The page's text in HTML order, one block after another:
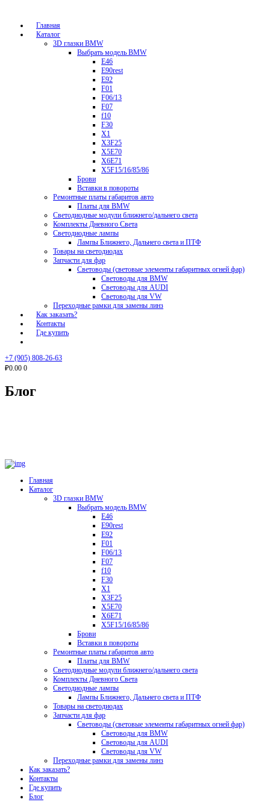
Главная
Каталог
3D глазки BMW
Выбрать модель BMW
E46
E90rest
E92
F01
F06/13
F07
f10
F30
X1
X3F25
X5E70
X6E71
X5F15/16/85/86
Брови
Вставки в повороты
Ремонтные платы габаритов авто
Платы для BMW
Светодиодные модули ближнего/дальнего света
Комплекты Дневного Света
Светодиодные лампы
Лампы Ближнего, Дальнего света и ПТФ
Товары на светодиодах
Запчасти для фар
Световоды (световые элементы габаритных огней фар)
Световоды для BMW
Световоды для AUDI
Световоды для VW
Переходные рамки для замены линз
Как заказать?
Контакты
Где купить
+7 (905) 808-26-63
₽0.00 0
Блог
Главная
Каталог
3D глазки BMW
Выбрать модель BMW
E46
E90rest
E92
F01
F06/13
F07
f10
F30
X1
X3F25
X5E70
X6E71
X5F15/16/85/86
Брови
Вставки в повороты
Ремонтные платы габаритов авто
Платы для BMW
Светодиодные модули ближнего/дальнего света
Комплекты Дневного Света
Светодиодные лампы
Лампы Ближнего, Дальнего света и ПТФ
Товары на светодиодах
Запчасти для фар
Световоды (световые элементы габаритных огней фар)
Световоды для BMW
Световоды для AUDI
Световоды для VW
Переходные рамки для замены линз
Как заказать?
Контакты
Где купить
Блог